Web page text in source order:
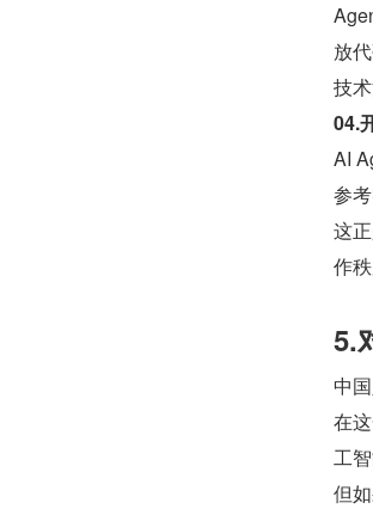
放
技
04.
AI
参
这
作秩
5.
中
在
工
但